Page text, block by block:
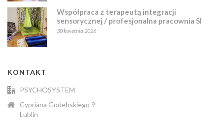
Współpraca z terapeutą integracji
sensorycznej / profesjonalna pracownia SI
30 kwietnia 2026
KONTAKT
PSYCHOSYSTEM
Cypriana Godebskiego 9
Lublin